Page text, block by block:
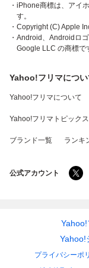
・iPhone商標は、アイ
す。
・Copyright (C) Apple
・Android、Androidロ
Google LLC の商標で
Yahoo!フリマについ
Yahoo!フリマについて
Yahoo!フリマトピックス
ブランド一覧 ランキ
公式アカウント
Yahoo!
Yahoo!
プライバシーポ